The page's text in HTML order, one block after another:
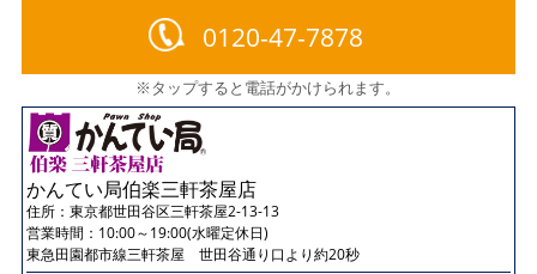
0120-47-7878
※タップすると電話がかけられます。
かんてい局伯楽三軒茶屋店
住所： 東京都世田谷区三軒茶屋2-13-13
営業時間：10:00～19:00(水曜定休日)
東急田園都市線三軒茶屋 世田谷通り口より約20秒